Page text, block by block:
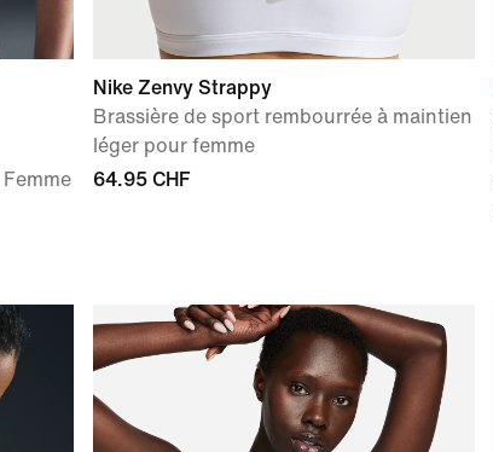
Nike Zenvy Strappy
Brassière de sport rembourrée à maintien
léger pour femme
64.95 CHF